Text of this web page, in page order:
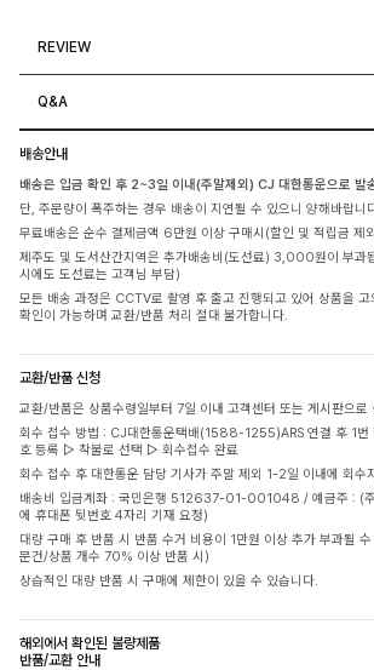
REVIEW
Q&A
배송안내
배송은 입금 확인 후 2~3일 이내(주말제외) CJ 대한통운으로 발
단, 주문량이 폭주하는 경우 배송이 지연될 수 있으니 양해바랍니
무료배송은 순수 결제금액 6만원 이상 구매시(할인 및 적립금 제
제주도 및 도서산간지역은 추가배송비(도선료) 3,000원이 부과
시에도 도선료는 고객님 부담)
모든 배송 과정은 CCTV로 촬영 후 출고 진행되고 있어 상품을 고
확인이 가능하며 교환/반품 처리 절대 불가합니다.
교환/반품 신청
교환/반품은 상품수령일부터 7일 이내 고객센터 또는 게시판으로
회수 접수 방법 : CJ대한통운택배(1588-1255)ARS 연결 후 1
호 등록 ▷ 착불로 선택 ▷ 회수접수 완료
회수 접수 후 대한통운 담당 기사가 주말 제외 1-2일 이내에 회수
배송비 입금계좌 : 국민은행 512637-01-001048 / 예금주 : (주
에 휴대폰 뒷번호 4자리 기재 요청)
대량 구매 후 반품 시 반품 수거 비용이 1만원 이상 추가 부과될
문건/상품 개수 70% 이상 반품 시)
상습적인 대량 반품 시 구매에 제한이 있을 수 있습니다.
해외에서 확인된 불량제품
반품/교환 안내